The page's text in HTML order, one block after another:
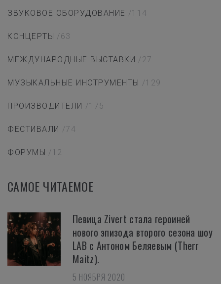
ЗВУКОВОЕ ОБОРУДОВАНИЕ /114
КОНЦЕРТЫ /63
МЕЖДУНАРОДНЫЕ ВЫСТАВКИ /27
МУЗЫКАЛЬНЫЕ ИНСТРУМЕНТЫ /129
ПРОИЗВОДИТЕЛИ /175
ФЕСТИВАЛИ /74
ФОРУМЫ /12
САМОЕ ЧИТАЕМОЕ
Певица Zivert стала героиней
нового эпизода второго сезона шоу
LAB с Антоном Беляевым (Therr
Maitz).
5 НОЯБРЯ 2020